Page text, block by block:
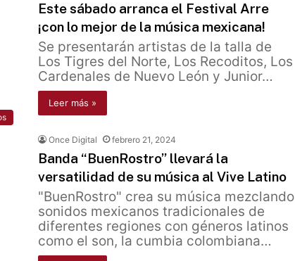
Este sábado arranca el Festival Arre
¡con lo mejor de la música mexicana!
Se presentarán artistas de la talla de
Los Tigres del Norte, Los Recoditos, Los
Cardenales de Nuevo León y Junior…
Leer más »
Once Digital febrero 21, 2024
Banda “BuenRostro” llevará la
versatilidad de su música al Vive Latino
"BuenRostro" crea su música mezclando
sonidos mexicanos tradicionales de
diferentes regiones con géneros latinos
como el son, la cumbia colombiana…